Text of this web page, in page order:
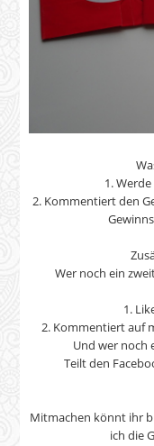
1.
2. Kommentiert den
Wer noch ein
1.
2. Kommentiert auf
Und wer noch
Teilt den
Mitmachen könnt ihr
ich die